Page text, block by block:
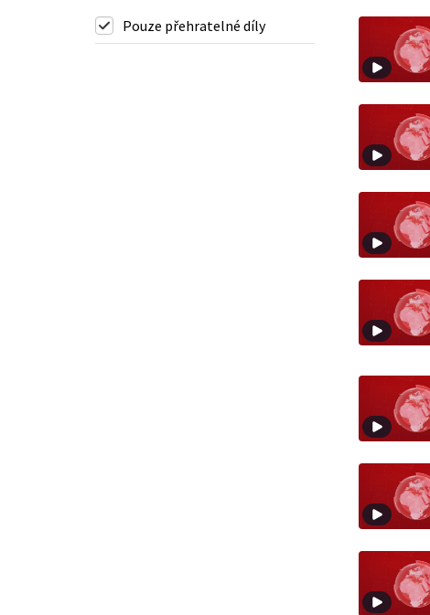
Pouze přehratelné díly